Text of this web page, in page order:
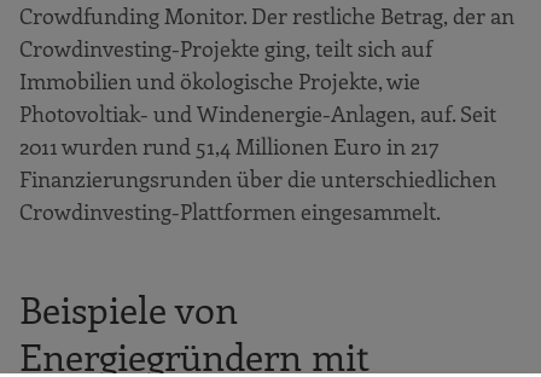
Crowdfunding Monitor. Der restliche Betrag, der an
Crowdinvesting-Projekte ging, teilt sich auf
Immobilien und ökologische Projekte, wie
Photovoltiak- und Windenergie-Anlagen, auf. Seit
2011 wurden rund 51,4 Millionen Euro in 217
Finanzierungsrunden über die unterschiedlichen
Crowdinvesting-Plattformen eingesammelt.
Beispiele von
Energiegründern mit